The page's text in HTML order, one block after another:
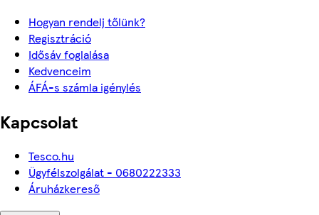
Hogyan rendelj tőlünk?
Regisztráció
Idősáv foglalása
Kedvenceim
ÁFÁ-s számla igénylés
Kapcsolat
Tesco.hu
Ügyfélszolgálat - 0680222333
Áruházkereső